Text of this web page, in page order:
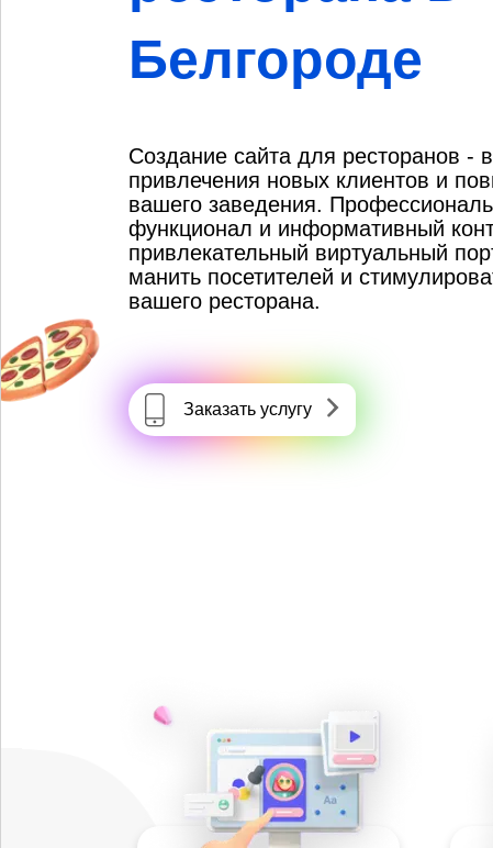
Белгороде
Создание сайта для ресторанов -
привлечения новых клиентов и
вашего заведения.
функционал и информативный
привлекательный виртуальный
манить посетителей и
вашего ресторана.
Заказать услугу